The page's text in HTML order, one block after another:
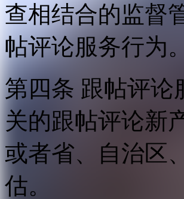
查相结合的监督
帖评论服务行为。
第四条 跟帖评论
关的跟帖评论新
或者省、自治区
估。